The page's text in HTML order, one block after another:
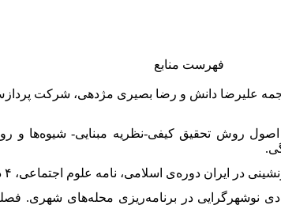
فهرست منابع
نوشهرگرایی. ترجمه علیرضا دانش و رضا بصیری مژدهی،
آنسلم و کوربین، جولیت. (۱۳۸۵). اصول روش تحقیق کیفی-نظریه
(۱۳۸۹). اصول پیشنهادی نوشهرگرایی در برنامه‌ریزی